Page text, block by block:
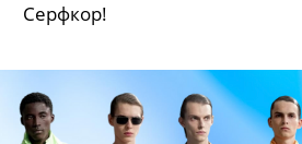
Серфкор!